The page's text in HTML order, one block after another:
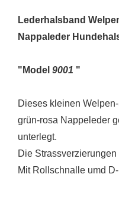
Lederhalsband
Nappaleder
"Model 9001 "
Dieses kleinen
grün-rosa Nappeleder
unterlegt.
Die
Mit Rollschnalle umd